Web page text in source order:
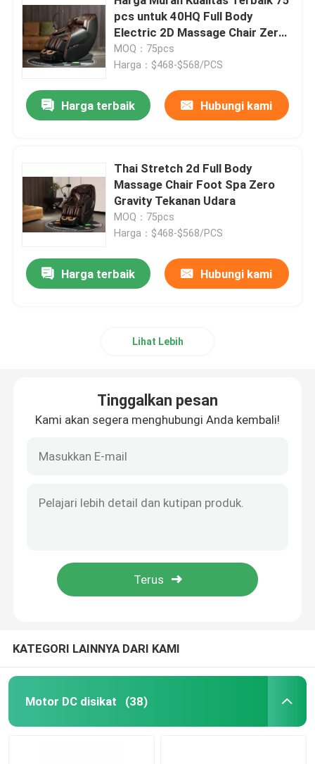
pcs untuk 40HQ Full Body
Electric 2D Massage Chair Zero
Gravity
MOQ：75pcs
Harga：$468-$568/PCS
Harga terbaik Hubungi kami
Thai Stretch 2d Full Body
Massage Chair Foot Spa Zero
Gravity Tekanan Udara
MOQ：75pcs
Harga：$468-$568/PCS
Harga terbaik Hubungi kami
Lihat Lebih
Tinggalkan pesan
Kami akan segera menghubungi Anda kembali!
KATEGORI LAINNYA DARI KAMI
Motor DC disikat (38)